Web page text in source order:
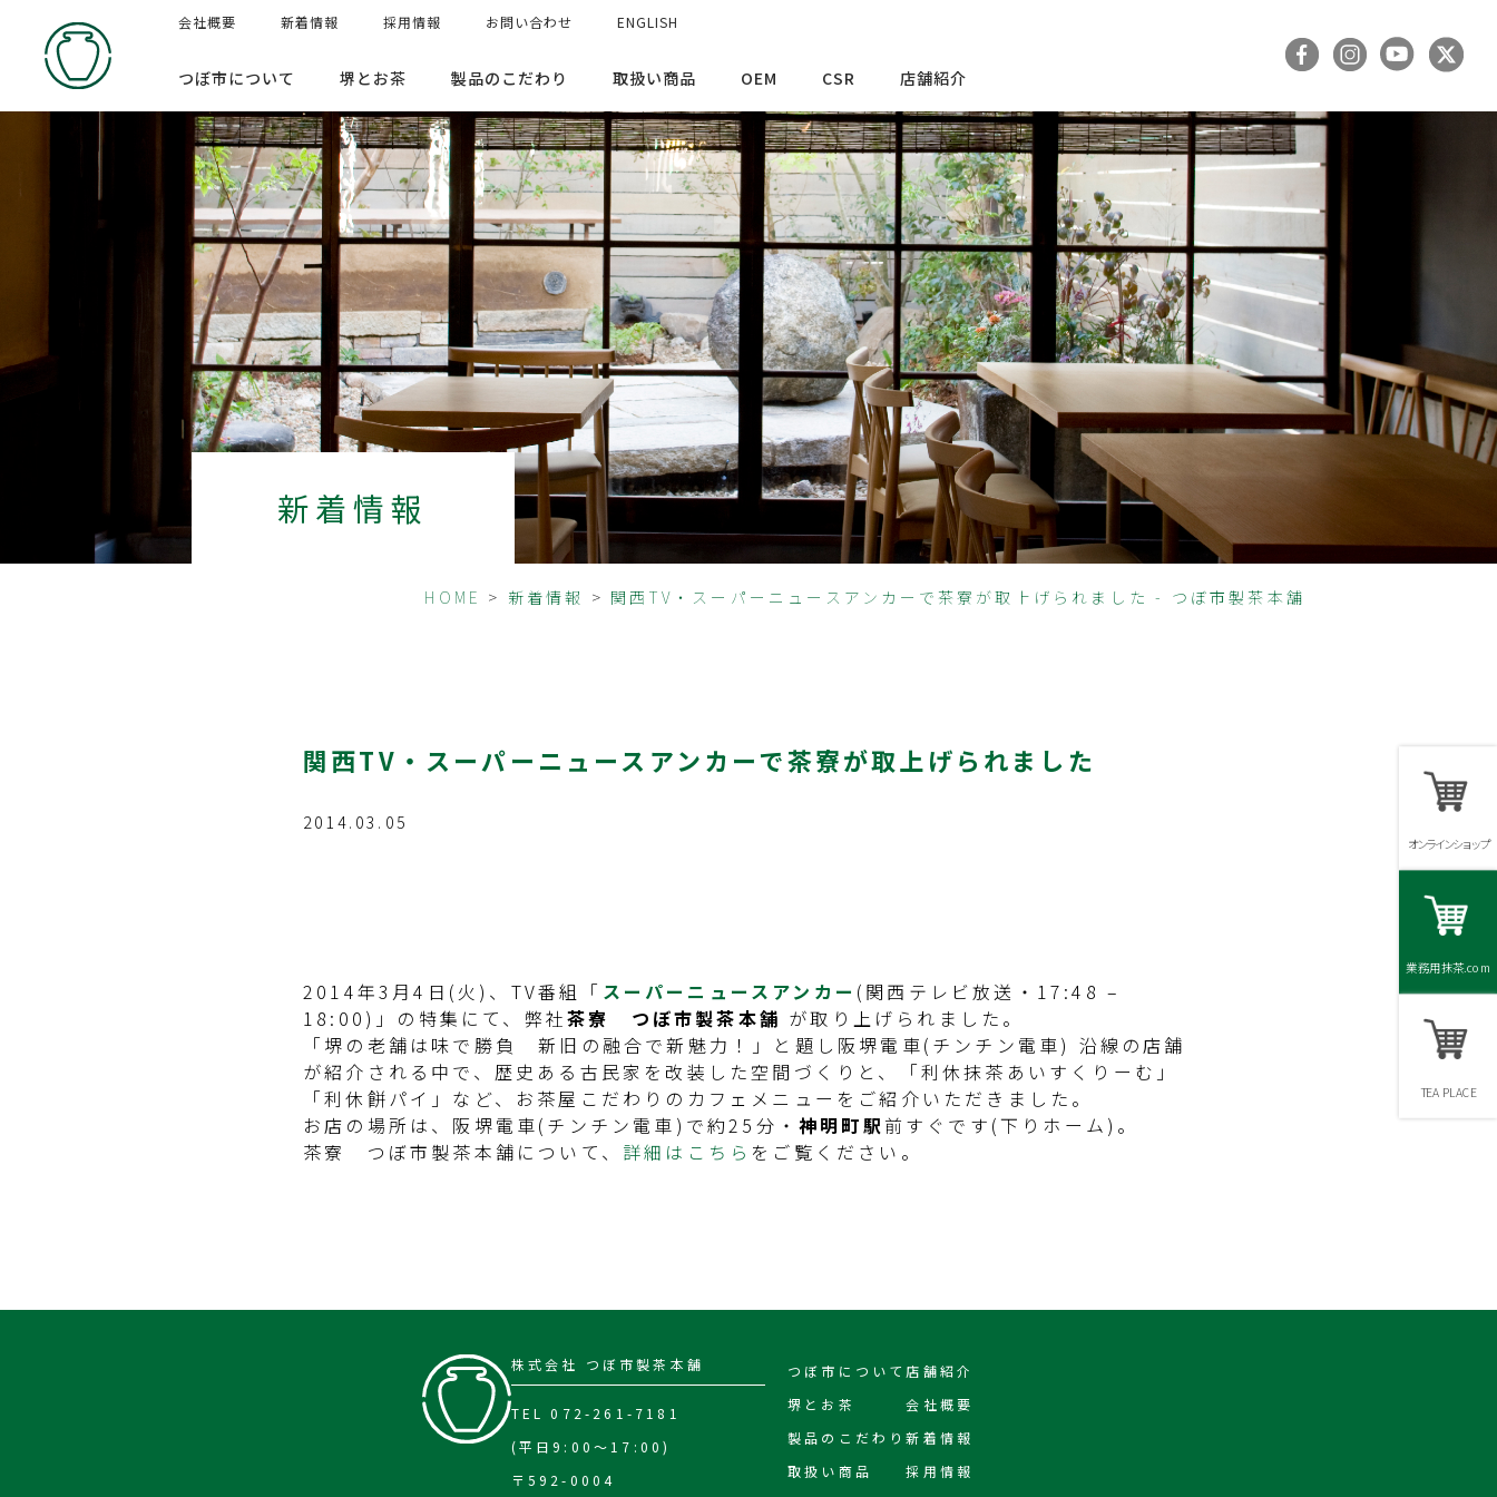
会社概要 新着情報 採用情報 お問い合わせ ENGLISH
つぼ市について 堺とお茶 製品のこだわり 取扱い商品 OEM CSR 店舗紹介
オンラインショップ
業務用抹茶.com
TEA PLACE
新着情報
HOME > 新着情報 > 関西TV・スーパーニュースアンカーで茶寮が取上げられました - つぼ市製茶本舗
関西TV・スーパーニュースアンカーで茶寮が取上げられました
2014.03.05
2014年3月4日(火)、TV番組「 スーパーニュースアンカー (関西テレビ放送・17:48 –
18:00)」の特集にて、弊社茶寮 つぼ市製茶本舗 が取り上げられました。
「堺の老舗は味で勝負 新旧の融合で新魅力！」と題し阪堺電車(チンチン電車) 沿線の店舗
が紹介される中で、歴史ある古民家を改装した空間づくりと、「利休抹茶あいすくりーむ」
「利休餅パイ」など、お茶屋こだわりのカフェメニューをご紹介いただきました。
お店の場所は、阪堺電車(チンチン電車)で約25分・神明町駅前すぐです(下りホーム)。
茶寮 つぼ市製茶本舗について、 詳細はこちら をご覧ください。
株式会社 つぼ市製茶本舗
TEL 072-261-7181
(平日9:00～17:00)
〒592-0004
つぼ市について
堺とお茶
製品のこだわり
取扱い商品
店舗紹介
会社概要
新着情報
採用情報